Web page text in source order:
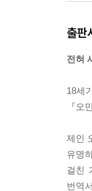
출판
전혀
18세
『오
제인
유명
걸친
번역